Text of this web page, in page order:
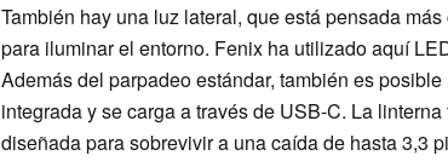
También hay una luz lateral, que está pensada
para iluminar el entorno. Fenix ha utilizado aquí
Además del parpadeo estándar, también es
integrada y se carga a través de USB-C. La
diseñada para sobrevivir a una caída de hasta 3,3